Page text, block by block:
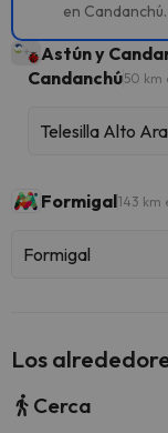
en
Astún y
Candanchú50 km
Telesilla Alto
Formigal143 km
Formigal
Los
Cerca